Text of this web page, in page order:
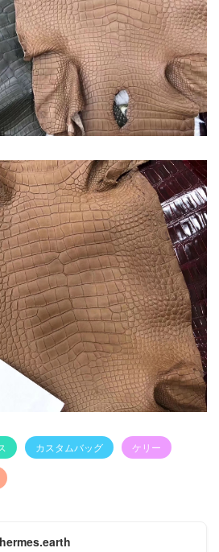
カスタムバッグ ケリー